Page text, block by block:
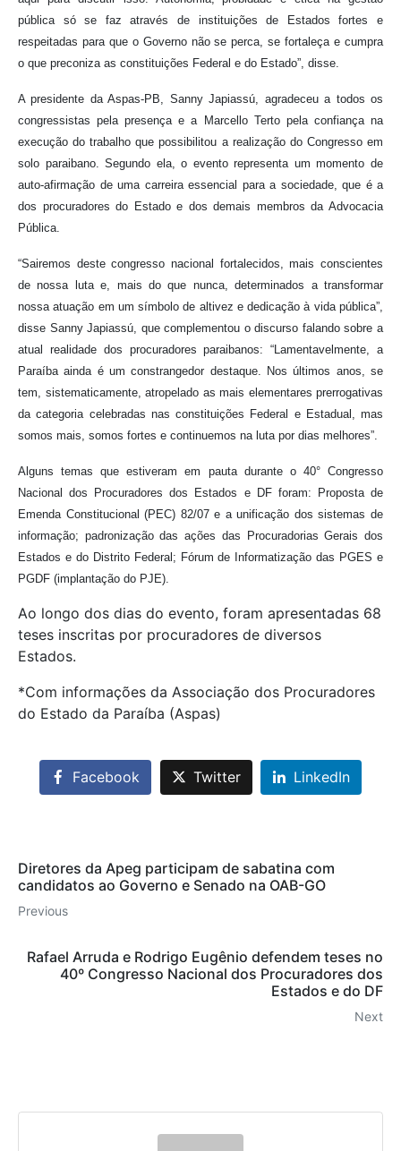
pública só se faz através de instituições de Estados fortes e
respeitadas para que o Governo não se perca, se fortaleça e cumpra
o que preconiza as constituições Federal e do Estado”, disse.
A presidente da Aspas-PB, Sanny Japiassú, agradeceu a todos os
congressistas pela presença e a Marcello Terto pela confiança na
execução do trabalho que possibilitou a realização do Congresso em
solo paraibano. Segundo ela, o evento representa um momento de
auto-afirmação de uma carreira essencial para a sociedade, que é a
dos procuradores do Estado e dos demais membros da Advocacia
Pública.
“Sairemos deste congresso nacional fortalecidos, mais conscientes
de nossa luta e, mais do que nunca, determinados a transformar
nossa atuação em um símbolo de altivez e dedicação à vida pública”,
disse Sanny Japiassú, que complementou o discurso falando sobre a
atual realidade dos procuradores paraibanos: “Lamentavelmente, a
Paraíba ainda é um constrangedor destaque. Nos últimos anos, se
tem, sistematicamente, atropelado as mais elementares prerrogativas
da categoria celebradas nas constituições Federal e Estadual, mas
somos mais, somos fortes e continuemos na luta por dias melhores”.
Alguns temas que estiveram em pauta durante o 40° Congresso
Nacional dos Procuradores dos Estados e DF foram: Proposta de
Emenda Constitucional (PEC) 82/07 e a unificação dos sistemas de
informação; padronização das ações das Procuradorias Gerais dos
Estados e do Distrito Federal; Fórum de Informatização das PGES e
PGDF (implantação do PJE).
Ao longo dos dias do evento, foram apresentadas 68
teses inscritas por procuradores de diversos
Estados.
*Com informações da Associação dos Procuradores
do Estado da Paraíba (Aspas)
Facebook Twitter LinkedIn
Diretores da Apeg participam de sabatina com
candidatos ao Governo e Senado na OAB-GO
Previous
Rafael Arruda e Rodrigo Eugênio defendem teses no
40º Congresso Nacional dos Procuradores dos
Estados e do DF
Next